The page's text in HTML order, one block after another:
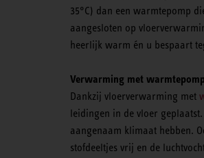
35°C) dan een warmtepomp
aangesloten op
heerlijk warm én u bespaart
Verwarming met warmtepomp
Dankzij vloerverwarming met
leidingen in de vloer
aangenaam klimaat hebben.
stofdeeltjes vrij en de